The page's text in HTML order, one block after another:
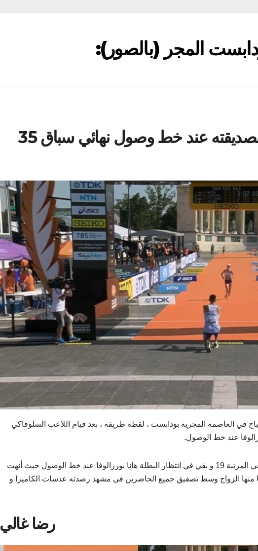
المجر (بالصور):
لاعب يقدم خاتم الخطوبة لصديقته عند خط وصول نهائي سباق 35
هذا الصباح في العاصمة المجرية بودابست ، لقطة طريفة ، بعد قيام اللاعب السلوفاكي
عند خط الوصول.
وفاجأ دومينيك سيرني الجميع بعد ان انهى السباق في المرتبة 19 و بقي في انتظار البطلة هانا بورزالوفا عند خط الوصول حيث أنهت
طالبا منها الزواج وسط تصفيق جميع الحاضرين في مشهد رصدته عدسات الكاميرا و
رضا غالي